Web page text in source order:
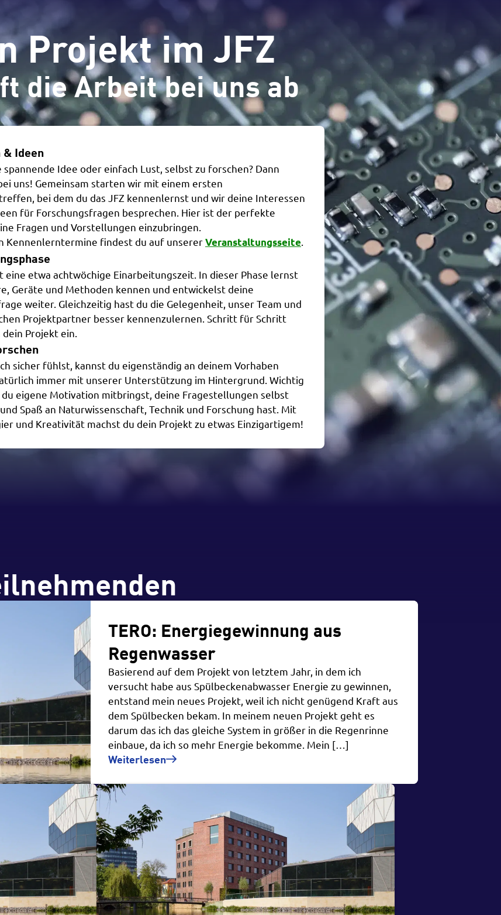
Projekt im JFZ
die Arbeit bei uns ab
Ideen
spannende Idee oder einfach Lust, selbst zu forschen? Dann
uns! Gemeinsam starten wir mit einem ersten
bei dem du das JFZ kennenlernst und wir deine Interessen
für Forschungsfragen besprechen. Hier ist der perfekte
Fragen und Vorstellungen einzubringen.
Kennenlerntermine findest du auf unsererVeranstaltungsseite
eine etwa achtwöchige Einarbeitungszeit. In dieser Phase lernst
Geräte und Methoden kennen und entwickelst deine
weiter. Gleichzeitig hast du die Gelegenheit, unser Team und
Projektpartner besser kennenzulernen. Schritt für Schritt
Projekt ein.
sicher fühlst, kannst du eigenständig an deinem Vorhaben
immer mit unserer Unterstützung im Hintergrund. Wichtig
du eigene Motivation mitbringst, deine Fragestellungen selbst
Spaß an Naturwissenschaft, Technik und Forschung hast. Mit
und Kreativität machst du dein Projekt zu etwas Einzigartigem!
TERO: Energiegewinnung aus
Regenwasser
Basierend auf dem Projekt von letztem Jahr, in dem ich
versucht habe aus Spülbeckenabwasser Energie zu gewinnen,
entstand mein neues Projekt, weil ich nicht genügend Kraft aus
dem Spülbecken bekam. In meinem neuen Projekt geht es
darum das ich das gleiche System in größer in die Regenrinne
einbaue, da ich so mehr Energie bekomme. Mein […]
Weiterlesen